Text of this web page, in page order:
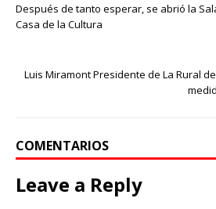
Después de tanto esperar, se abrió la
Casa de la Cultura
Luis Miramont Presidente de La Rural
COMENTARIOS
Leave a Reply